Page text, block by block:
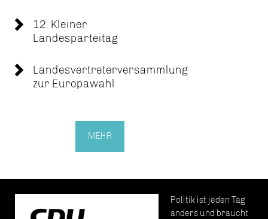
12. Kleiner
Landesparteitag
Landesvertreterversammlung
zur Europawahl
MEHR
Politik ist jeden Tag
anders und braucht